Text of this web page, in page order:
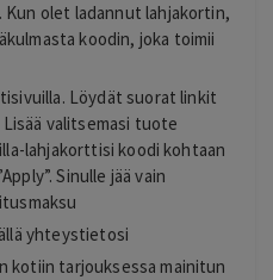
olet ladannut lahjakortin,
koodin, joka toimii
Löydät suorat linkit
valitsemasi tuote
lahjakorttisi koodi kohtaan
Sinulle jää vain
yhteystietosi
kotiin tarjouksessa mainitun